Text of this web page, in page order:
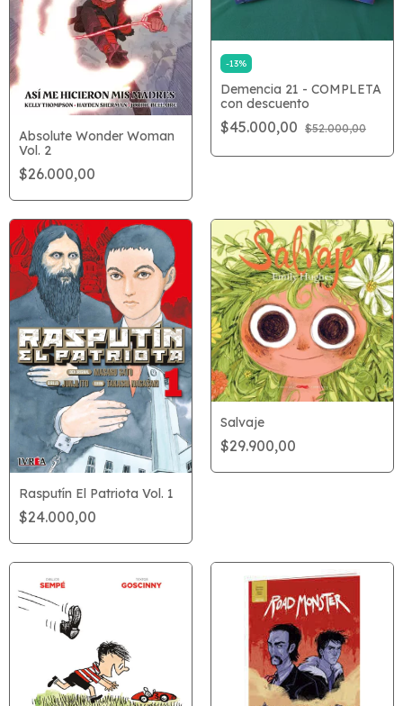
Absolute Wonder Woman
Vol. 2
$26.000,00
-13%
Demencia 21 - COMPLETA
con descuento
$45.000,00 $52.000,00
Rasputín El Patriota Vol. 1
$24.000,00
Salvaje
$29.900,00